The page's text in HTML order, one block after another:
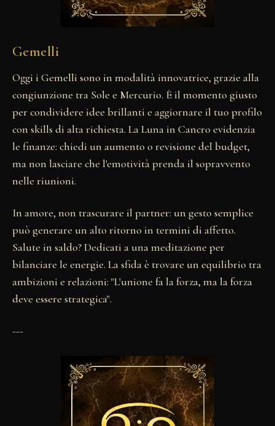
Gemelli
Oggi i Gemelli sono in modalità innovatrice, grazie alla
congiunzione tra Sole e Mercurio. È il momento giusto
per condividere idee brillanti e aggiornare il tuo profilo
con skills di alta richiesta. La Luna in Cancro evidenzia
le finanze: chiedi un aumento o revisione del budget,
ma non lasciare che l'emotività prenda il sopravvento
nelle riunioni.
In amore, non trascurare il partner: un gesto semplice
può generare un alto ritorno in termini di affetto.
Salute in saldo? Dedicati a una meditazione per
bilanciare le energie. La sfida è trovare un equilibrio tra
ambizioni e relazioni: "L'unione fa la forza, ma la forza
deve essere strategica".
---